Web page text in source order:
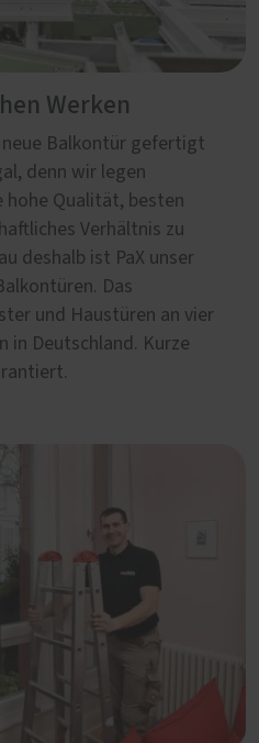
Werken
neue Balkontür gefertigt
denn wir legen
hohe Qualität, besten
Verhältnis zu
deshalb ist PaX unser
Das
und Haustüren an vier
in Deutschland. Kurze